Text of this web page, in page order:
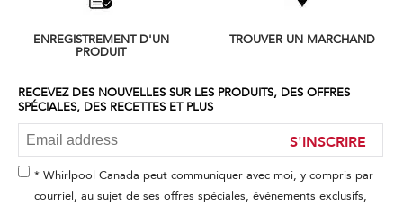
the
this
ENREGISTREMENT D'UN
PRODUIT
TROUVER UN MARCHAND
RECEVEZ DES NOUVELLES SUR LES PRODUITS, DES OFFRES
SPÉCIALES, DES RECETTES ET PLUS
S'INSCRIRE
* Whirlpool Canada peut communiquer avec moi, y compris par
courriel, au sujet de ses offres spéciales, événements exclusifs,